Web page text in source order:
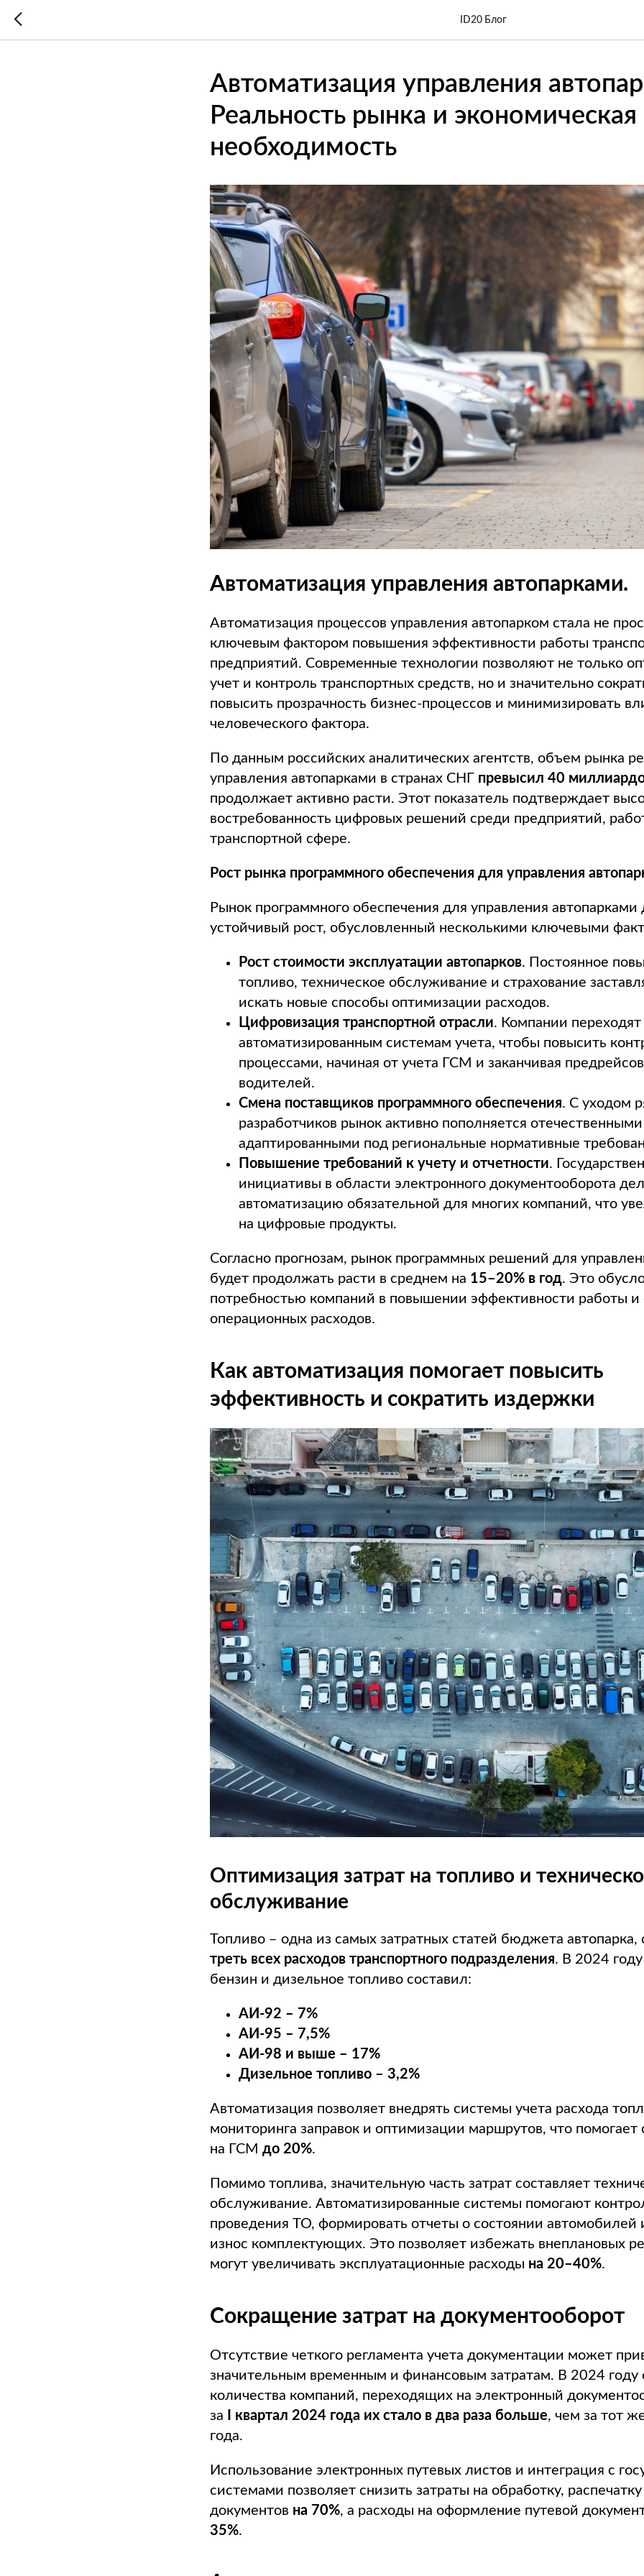
ID20 Блог
Автоматизация управления
Реальность рынка и экономическая
необходимость
Автоматизация управления автопарками.
Автоматизация процессов управления автопарком стала не
ключевым фактором повышения эффективности работы
предприятий. Современные технологии позволяют не только
учет и контроль транспортных средств, но и значительно
повысить прозрачность бизнес-процессов и минимизировать
человеческого фактора.
По данным российских аналитических агентств, объем рынка
управления автопарками в странах СНГ превысил 40
продолжает активно расти. Этот показатель подтверждает
востребованность цифровых решений среди предприятий,
транспортной сфере.
Рост рынка программного обеспечения для управления
Рынок программного обеспечения для управления автопарками
устойчивый рост, обусловленный несколькими ключевыми
Рост стоимости эксплуатации автопарков. Постоянное
топливо, техническое обслуживание и страхование
искать новые способы оптимизации расходов.
Цифровизация транспортной отрасли. Компании переходят
автоматизированным системам учета, чтобы повысить
процессами, начиная от учета ГСМ и заканчивая
водителей.
Смена поставщиков программного обеспечения. С уходом
разработчиков рынок активно пополняется
адаптированными под региональные нормативные
Повышение требований к учету и отчетности.
инициативы в области электронного документооборота
автоматизацию обязательной для многих компаний, что
на цифровые продукты.
Согласно прогнозам, рынок программных решений для
будет продолжать расти в среднем на 15–20% в год. Это
потребностью компаний в повышении эффективности работы
операционных расходов.
Как автоматизация помогает повысить
эффективность и сократить издержки
Оптимизация затрат на топливо и
обслуживание
Топливо – одна из самых затратных статей бюджета
треть всех расходов транспортного подразделения. В 2024
бензин и дизельное топливо составил:
АИ-92 – 7%
АИ-95 – 7,5%
АИ-98 и выше – 17%
Дизельное топливо – 3,2%
Автоматизация позволяет внедрять системы учета расхода
мониторинга заправок и оптимизации маршрутов, что помогает
на ГСМ до 20%.
Помимо топлива, значительную часть затрат составляет
обслуживание. Автоматизированные системы помогают
проведения ТО, формировать отчеты о состоянии автомобилей
износ комплектующих. Это позволяет избежать внеплановых
могут увеличивать эксплуатационные расходы на 20–40%.
Сокращение затрат на документооборот
Отсутствие четкого регламента учета документации может
значительным временным и финансовым затратам. В 2024 году
количества компаний, переходящих на электронный
за
I квартал 2024 года их стало в два раза больше, чем за тот
года.
Использование электронных путевых листов и интеграция с
системами позволяет снизить затраты на обработку,
документов на 70%, а расходы на оформление путевой
35%.